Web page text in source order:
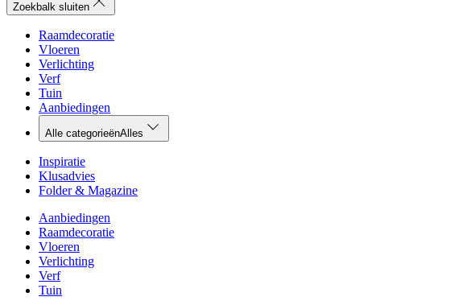
Zoekbalk sluiten
Raamdecoratie
Vloeren
Verlichting
Verf
Tuin
Aanbiedingen
Alle categorieënAlles
Inspiratie
Klusadvies
Folder & Magazine
Aanbiedingen
Raamdecoratie
Vloeren
Verlichting
Verf
Tuin